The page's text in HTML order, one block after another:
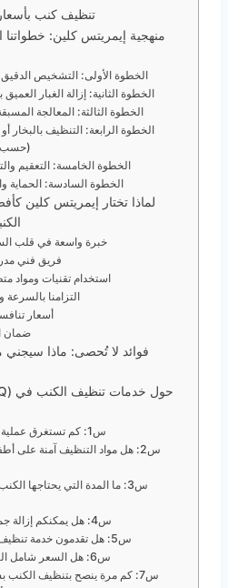
تنظيف كنب
منهجية إيمريتس كلين: خطواتنا
الخطوة الأولى: التشخيص
الخطوة الثانية: إزالة الغبار
الخطوة الثالثة: المعالجة
الخطوة الرابعة: التنظيف بالبخار
(حسب
الخطوة الخامسة: التعقيم
الخطوة السادسة: الحماية
لماذا تختار إيمريتس كلين
1. خبرة واسعة في قلب
2. فريق فني
3. استخدام تقنيات ومواد
4. التزامنا
5. أسعار
6. ضمان
فوائد لا تُحصى: ماذا
س1: كم تستغرق عملية تنظيف الكنب؟
س2: هل مواد التنظيف آمنة على
س3: ما المدة التي يحتاجها
س4: هل يمكنكم إزالة جميع أنواع البقع؟
س5: هل تقدمون خدمة تنظيف الكنب الجلد؟
س6: هل السعر شامل التنقل والتقييم؟
س7: كم مرة ينصح بتنظيف الكنب بشكل احترافي؟